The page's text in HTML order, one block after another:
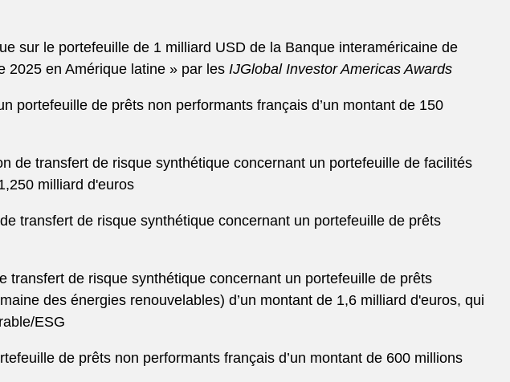
sur le portefeuille de 1 milliard USD de la Banque interaméricaine de
2025 en Amérique latine » par les IJGlobal Investor Americas Awards
portefeuille de prêts non performants français d’un montant de 150
de transfert de risque synthétique concernant un portefeuille de facilités
milliard d'euros
transfert de risque synthétique concernant un portefeuille de prêts
de risque synthétique concernant un portefeuille de prêts
des énergies renouvelables) d’un montant de 1,6 milliard d'euros, qui
ESG
de prêts non performants français d’un montant de 600 millions